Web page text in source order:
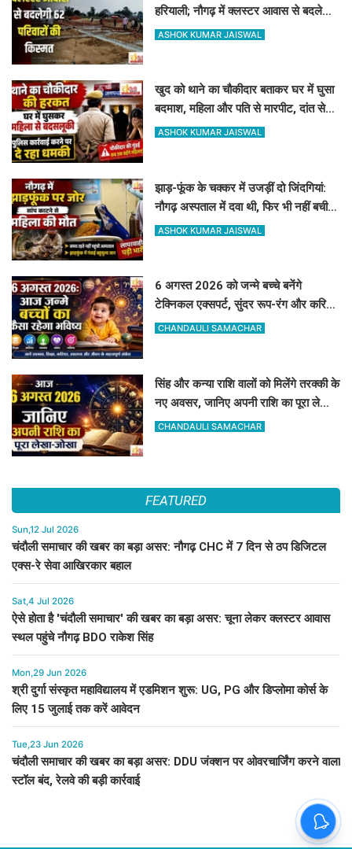
हरियाली; नौगढ़ में क्लस्टर आवास से बदलेगी
62 परिवारों की किस्मत
ASHOK KUMAR JAISWAL
खुद को थाने का चौकीदार बताकर घर में घुसा
बदमाश, महिला और पति से मारपीट, दांत से
काटा
ASHOK KUMAR JAISWAL
झाड़-फूंक के चक्कर में उजड़ीं दो जिंदगियां:
नौगढ़ अस्पताल में दवा थी, फिर भी नहीं बची
गर्भवती की जान
ASHOK KUMAR JAISWAL
6 अगस्त 2026 को जन्मे बच्चे बनेंगे
टेक्निकल एक्सपर्ट, सुंदर रूप-रंग और करियर
में मिलेगी शानदार सफलता
CHANDAULI SAMACHAR
सिंह और कन्या राशि वालों को मिलेंगे तरक्की के
नए अवसर, जानिए अपनी राशि का पूरा लेखा-
जोखा
CHANDAULI SAMACHAR
FEATURED
Sun,12 Jul 2026
चंदौली समाचार की खबर का बड़ा असर: नौगढ़ CHC में 7 दिन से ठप डिजिटल
एक्स-रे सेवा आखिरकार बहाल
Sat,4 Jul 2026
ऐसे होता है 'चंदौली समाचार' की खबर का बड़ा असर: चूना लेकर क्लस्टर आवास
स्थल पहुंचे नौगढ़ BDO राकेश सिंह
Mon,29 Jun 2026
श्री दुर्गा संस्कृत महाविद्यालय में एडमिशन शुरू: UG, PG और डिप्लोमा कोर्स के
लिए 15 जुलाई तक करें आवेदन
Tue,23 Jun 2026
चंदौली समाचार की खबर का बड़ा असर: DDU जंक्शन पर ओवरचार्जिंग करने वाला
स्टॉल बंद, रेलवे की बड़ी कार्रवाई